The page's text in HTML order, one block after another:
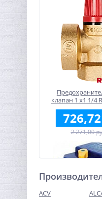
клапан 1 x1 1/4
для
726,72
2 271,00
ACV